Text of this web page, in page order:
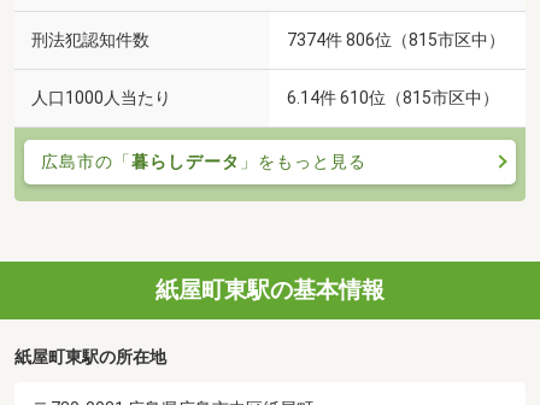
刑法犯認知件数 7374件 806位（815市区中）
人口1000人当たり 6.14件 610位（815市区中）
広島市の「暮らしデータ 」をもっと見る
紙屋町東駅の基本情報
紙屋町東駅の所在地